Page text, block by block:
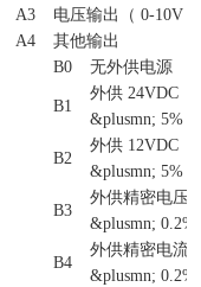
A3
电压输出（ 0-10V
A4
其他输出
B0 无外供电源
B1
外供 24VDC
&plusmn; 5%
B2
外供 12VDC
&plusmn; 5%
B3
外供精密电压
&plusmn;
B4
外供精密电流
&plusmn;